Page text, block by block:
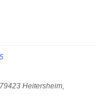
Heitersheim,